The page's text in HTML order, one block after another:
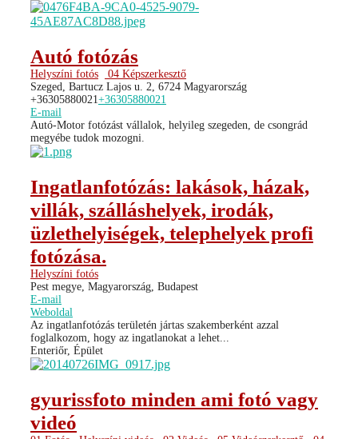
Autó fotózás
Helyszíni fotós
04 Képszerkesztő
Szeged, Bartucz Lajos u. 2, 6724 Magyarország
+36305880021 +36305880021
E-mail
Autó-Motor fotózást vállalok, helyileg szegeden, de csongrád
megyébe tudok mozogni.
Ingatlanfotózás: lakások, házak,
villák, szálláshelyek, irodák,
üzlethelyiségek, telephelyek profi
fotózása.
Helyszíni fotós
Pest megye, Magyarország, Budapest
E-mail
Weboldal
Az ingatlanfotózás területén jártas szakemberként azzal
foglalkozom, hogy az ingatlanokat a lehet...
Enteriőr, Épület
gyurissfoto minden ami fotó vagy
videó